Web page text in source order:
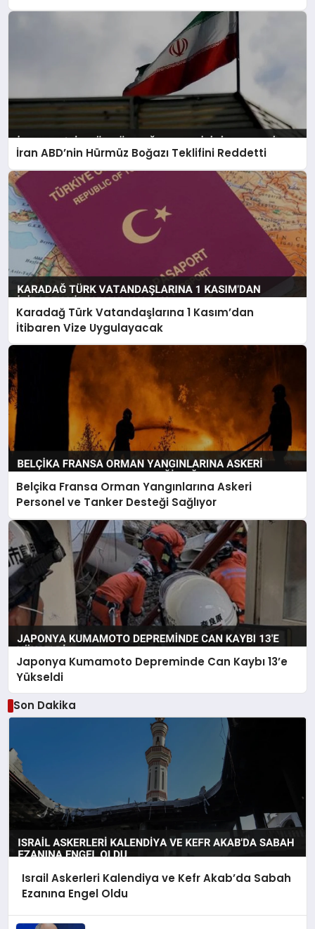
İran ABD’nin Hürmüz Boğazı Teklifini Reddetti
Karadağ Türk Vatandaşlarına 1 Kasım’dan
İtibaren Vize Uygulayacak
Belçika Fransa Orman Yangınlarına Askeri
Personel ve Tanker Desteği Sağlıyor
Japonya Kumamoto Depreminde Can Kaybı 13’e
Yükseldi
Son Dakika
Israil Askerleri Kalendiya ve Kefr Akab’da Sabah
Ezanına Engel Oldu